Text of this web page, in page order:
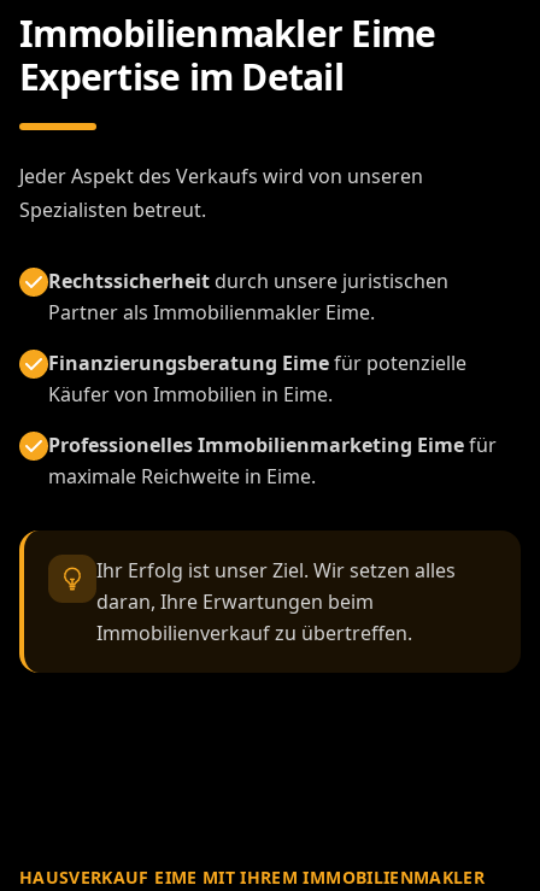
Immobilienmakler Eime
Expertise im Detail
Jeder Aspekt des Verkaufs wird von unseren
Spezialisten betreut.
Rechtssicherheitdurch unsere juristischen
Partner als Immobilienmakler Eime.
Finanzierungsberatung Eimefür potenzielle
Käufer von Immobilien in Eime.
Professionelles Immobilienmarketing Eimefür
maximale Reichweite in Eime.
Ihr Erfolg ist unser Ziel. Wir setzen alles
daran, Ihre Erwartungen beim
Immobilienverkauf zu übertreffen.
HAUSVERKAUF EIME MIT IHREM IMMOBILIENMAKLER